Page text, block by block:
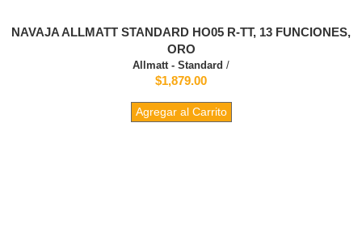
NAVAJA ALLMATT STANDARD HO05 R-TT, 13 FUNCIONES,
ORO
Allmatt - Standard /
$1,879.00
Agregar al Carrito